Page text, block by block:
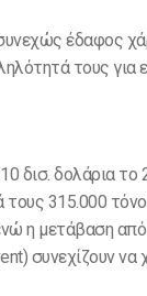
έδαφος
τους για
δισ. δολάρια
315.000
η μετάβαση
συνεχίζουν